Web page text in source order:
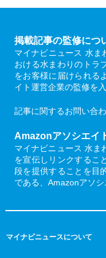
掲載記事の監修につ
マイナビニュース 水ま
おける水まわりのトラ
をお客様に届けられる
イト運営企業の監修を
記事に関するお問い合
Amazonアソシエイ
マイナビニュース 水ま
を宣伝しリンクするこ
段を提供することを目
である、Amazonアソシ
マイナビニュースについて